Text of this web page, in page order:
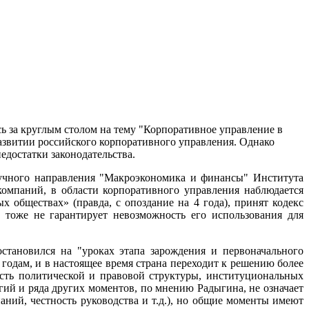
круглым столом на тему "Корпоративное управление в
российского корпоративного управления. Однако
законодательства.
направления "Макроэкономика и финансы" Института
в области корпоративного управления наблюдается
обществах» (правда, с опоздание на 4 года), принят кодекс
не гарантирует невозможность его использования для
на "уроках этапа зарождения и первоначального
и в настоящее время страна переходит к решению более
политической и правовой структуры, институциональных
и ряда других моментов, по мнению Радыгина, не означает
честность руководства и т.д.), но общие моменты имеют